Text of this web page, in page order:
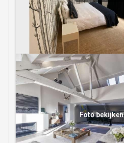
Foto bekijken